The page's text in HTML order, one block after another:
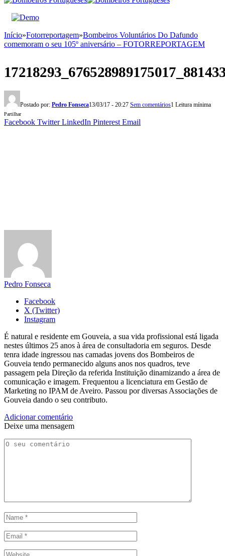
Início»Fotorreportagem»Bombeiros Voluntários Do Dafundo
comemoram o seu 105º aniversário – FOTORREPORTAGEM
Postado por: Pedro Fonseca13/03/17 - 20:27 Sem comentários1 Leitura mínima
Partilhar
Facebook Twitter LinkedIn Pinterest Email
Pedro Fonseca
Facebook
X (Twitter)
Instagram
É natural e residente em Gouveia, a sua vida profissional está ligada
nestes últimos 25 anos à área de consultadoria em seguros. Desde
tenra idade ingressou nas camadas jovens dos Bombeiros de
Gouveia tendo permanecido alguns anos nos quadros, teve
passagem pela Direção da referida Instituição dinamizando a área de
comunicação e imagem. Frequentou a licenciatura em Gestão de
Marketing no IPAM de Aveiro. Passou por diversas Associações de
Gouveia dando o seu contributo.
Adicionar comentário
Deixe uma mensagem